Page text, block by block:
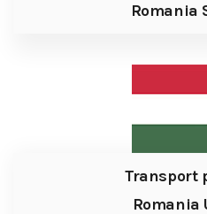
Romania
Transport
Romania